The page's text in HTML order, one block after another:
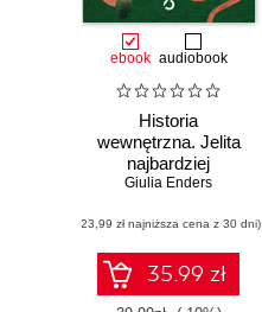
ebook audiobook
Historia
wewnętrzna. Jelita
najbardziej
fascynujący organ
Giulia Enders
(23,99 zł najniższa cena z 30 dni)
35.99 zł